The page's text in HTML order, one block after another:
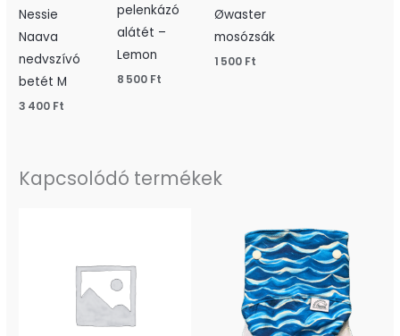
Nessie
Naava
nedvszívó
betét M
3 400 Ft
pelenkázó
alátét –
Lemon
8 500 Ft
Øwaster
mosózsák
1 500 Ft
Kapcsolódó termékek